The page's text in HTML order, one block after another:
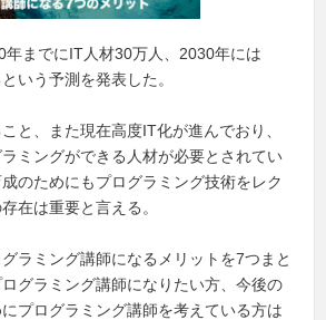
年までにIT人材30万人、2030年には
いう予測を発表した。
と、また現在高度IT化が進んでおり、
ミングができる人材が必要とされてい
のためにもプログラミング技術をレク
在は重要と言える。
ラミング講師になるメリットを7つまと
グラミング講師になりたい方、今後の
プログラミング講師を考えている方は